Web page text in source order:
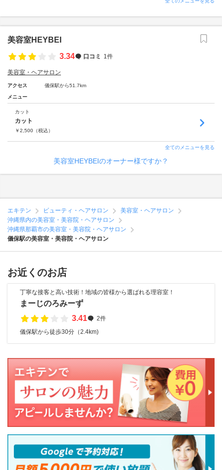
美容室HEYBEI
3.34
口コミ 1件
美容室・ヘアサロン
アクセス 儀保駅から51.7km
メニュー
カット
カット
￥2,500 （税込）
全てのメニューを見る
美容室HEYBEIのオーナー様ですか？
エキテン ビューティ・ヘアサロン
美容室・ヘアサロン
沖縄県内の美容室・美容院・ヘアサロン
沖縄県那覇市の美容室・美容院・ヘアサロン
儀保駅の美容室・美容院・ヘアサロン
お近くのお店
丁寧な接客と高い技術！地域の皆様から選ばれる理容室！
まーじのろみーず
3.41
2件
儀保駅から徒歩30分（2.4km)